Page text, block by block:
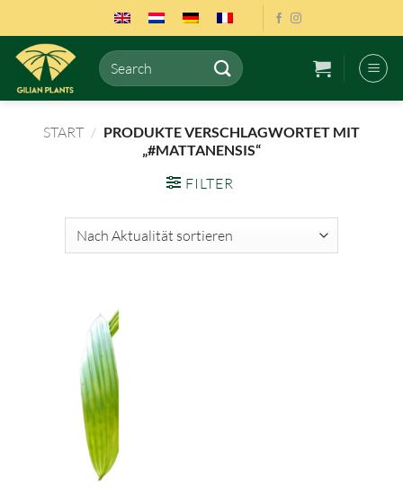
Inhalt
springen
Suchen
nach:
START / PRODUKTE VERSCHLAGWORTET MIT
„#MATTANENSIS“
FILTER